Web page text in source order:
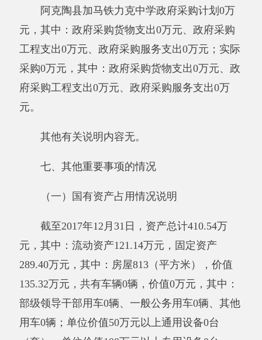
级单位取得的非财政补助收入。
其辅助活动所取得的收入。
经营收入：指事业单位在专业业务活动及其
辅助活动之外开展非独立核算经营活动取得的收
附属单位缴款：指事业单位附属的独立核算
单位按有关规定上缴的收入。
得的收入。
用事业基金弥补收支差额：指事业单位在当
年的“财政拨款收入”、“财政拨款结转和结余资
金”、“事业收入”、“事业单位经营收入”、“其他
收入”不足以安排当年支出的情况下，使用以前
年度积累的事业基金（即事业单位当年收支相抵
后按国家规定提取、用于弥补以后年度收支差额